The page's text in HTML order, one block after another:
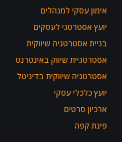
אימון עסקי למנהלים
יועץ אסטרטגי לעסקים
בניית אסטרטגיה שיווקית
אסטרטגיית שיווק באינטרנט
אסטרטגיה שיווקית בדיגיטל
יועץ כלכלי עסקי
ארכיון סרטים
פינת קפה